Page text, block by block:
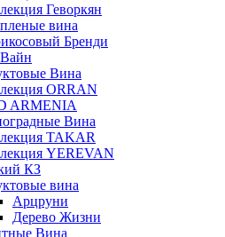
Геворкян
вина
Бренди
Вина
ORRAN
ARMENIA
Вина
TAKAR
YEREVAN
КЗ
вина
Арцруни
Дерево Жизни
Вина